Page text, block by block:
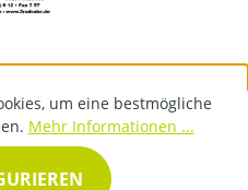
um eine bestmögliche
Mehr Informationen ...